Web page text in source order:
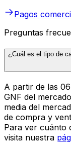
Pagos
Preguntas
¿Cuál es el tipo de
A partir de las
GNF del
media del
de compra y
Para ver cuánto
visita nuestra